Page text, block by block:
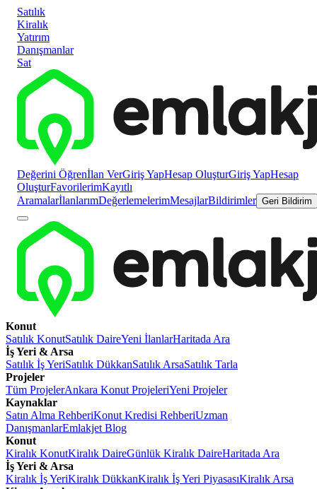
Satılık
Kiralık
Yatırım
Danışmanlar
Sat
Değerini Öğrenİlan VerGiriş YapHesap OluşturGiriş YapHesap
OluşturFavorilerimKayıtlı
AramalarİlanlarımDeğerlemelerimMesajlarBildirimler Geri Bildirim
Konut
Satılık KonutSatılık DaireYeni İlanlarHaritada Ara
İş Yeri & Arsa
Satılık İş YeriSatılık DükkanSatılık ArsaSatılık Tarla
Projeler
Tüm ProjelerAnkara Konut ProjeleriYeni Projeler
Kaynaklar
Satın Alma RehberiKonut Kredisi RehberiUzman
DanışmanlarEmlakjet Blog
Konut
Kiralık KonutKiralık DaireGünlük Kiralık DaireHaritada Ara
İş Yeri & Arsa
Kiralık İş YeriKiralık DükkanKiralık İş Yeri PiyasasıKiralık Arsa